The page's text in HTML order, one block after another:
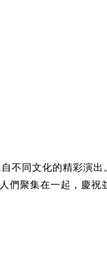
不同文化的精彩演出
們聚集在一起，慶祝